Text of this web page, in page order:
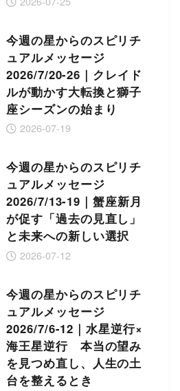
今週の星からのスピリチ
ュアルメッセージ
2026/7/20-26｜クレイド
ルが動かす大転換と獅子
座シーズンの始まり
2026-07-19
今週の星からのスピリチ
ュアルメッセージ
2026/7/13-19｜蟹座新月
が促す「過去の見直し」
と未来への新しい選択
2026-07-12
今週の星からのスピリチ
ュアルメッセージ
2026/7/6-12｜水星逆行×
海王星逆行 本当の望み
を見つめ直し、人生の土
台を整えるとき